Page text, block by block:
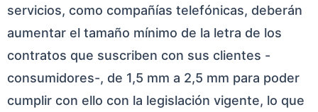
servicios, como compañías telefónicas, deberán
aumentar el tamaño mínimo de la letra de los
contratos que suscriben con sus clientes -
consumidores-, de 1,5 mm a 2,5 mm para poder
cumplir con ello con la legislación vigente, lo que